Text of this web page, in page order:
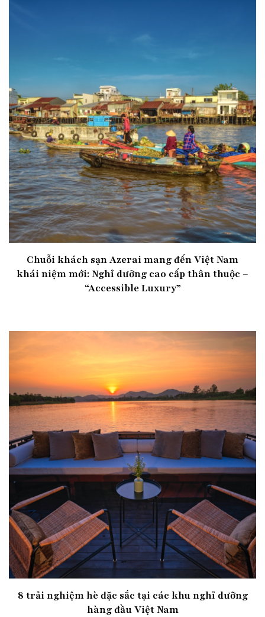
Chuỗi khách sạn Azerai mang đến Việt Nam
khái niệm mới: Nghỉ dưỡng cao cấp thân thuộc –
“Accessible Luxury”
8 trải nghiệm hè đặc sắc tại các khu nghỉ dưỡng
hàng đầu Việt Nam